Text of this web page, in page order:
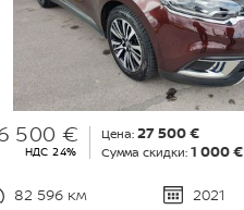
500 €
НДС 24%
Цена: 27 500 €
Сумма скидки: 1 000 €
82 596 км
2021